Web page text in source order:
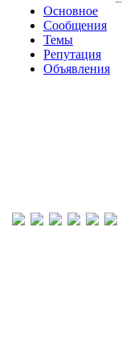
Основное
Сообщения
Темы
Репутация
Объявления